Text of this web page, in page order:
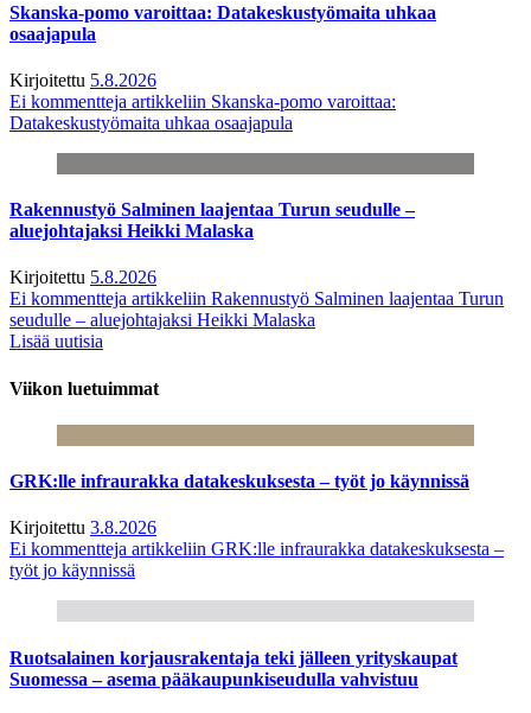
Skanska-pomo varoittaa: Datakeskustyömaita uhkaa
osaajapula
Kirjoitettu 5.8.2026
Ei kommentteja artikkeliin Skanska-pomo varoittaa:
Datakeskustyömaita uhkaa osaajapula
Rakennustyö Salminen laajentaa Turun seudulle –
aluejohtajaksi Heikki Malaska
Kirjoitettu 5.8.2026
Ei kommentteja artikkeliin Rakennustyö Salminen laajentaa Turun
seudulle – aluejohtajaksi Heikki Malaska
Lisää uutisia
Viikon luetuimmat
GRK:lle infraurakka datakeskuksesta – työt jo käynnissä
Kirjoitettu 3.8.2026
Ei kommentteja artikkeliin GRK:lle infraurakka datakeskuksesta –
työt jo käynnissä
Ruotsalainen korjausrakentaja teki jälleen yrityskaupat
Suomessa – asema pääkaupunkiseudulla vahvistuu